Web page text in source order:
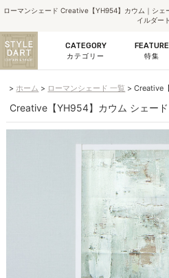
ローマンシェード Creative【YH954】カウム｜シェ
イルダート
CATEGORY
カテゴリー
FEATURE
特集
ホーム ローマンシェード 一覧 Creative
Creative【YH954】カウム シェー